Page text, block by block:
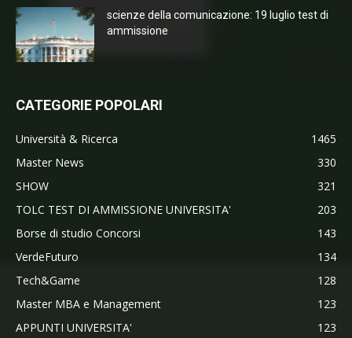
scienze della comunicazione: 19 luglio test di
ammissione
CATEGORIE POPOLARI
Università & Ricerca
1465
Master News
330
SHOW
321
TOLC TEST DI AMMISSIONE UNIVERSITA'
203
Borse di studio Concorsi
143
VerdeFuturo
134
Tech&Game
128
Master MBA e Management
123
APPUNTI UNIVERSITA'
123